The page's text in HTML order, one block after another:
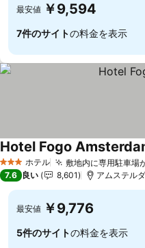
最安値 ￥9,594
7件のサイトの料金を表示
3 ホテルのランク
ホテル 敷地内に専用駐車場
Hotel Fogo
7.6 良い 8,601 アムステル
最安値 ￥9,776
5件のサイトの料金を表示